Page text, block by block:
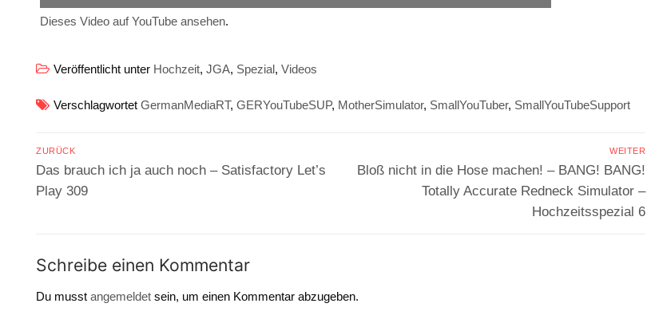
Dieses Video auf YouTube ansehen.
Veröffentlicht unter Hochzeit, JGA, Spezial, Videos
Verschlagwortet GermanMediaRT, GERYouTubeSUP, MotherSimulator, SmallYouTuber, SmallYouTubeSupport
Beitragsnavigation
ZURÜCK
Vorheriger
Beitrag:
Das brauch ich ja auch noch – Satisfactory Let’s
Play 309
WEITER
Nächster
Bloß nicht in die Hose machen! – BANG! BANG!
Totally Accurate Redneck Simulator –
Hochzeitsspezial 6
Schreibe einen Kommentar
Du musst angemeldet sein, um einen Kommentar abzugeben.